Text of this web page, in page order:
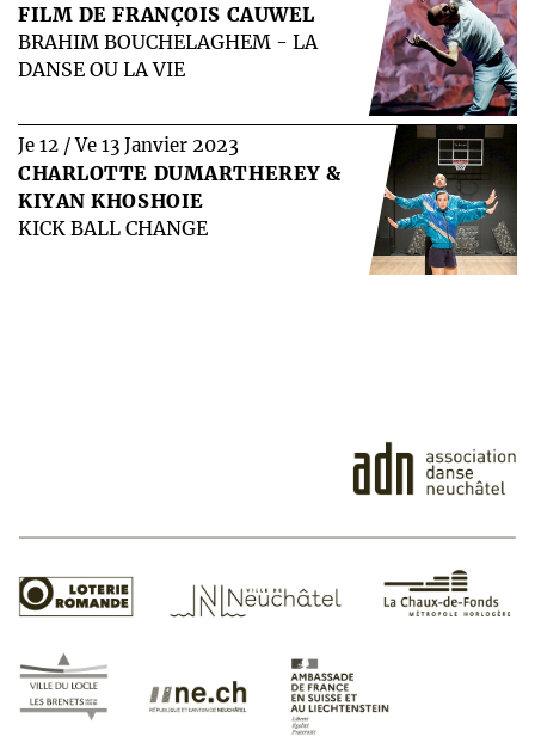
FILM DE FRANÇOIS CAUWEL
BRAHIM BOUCHELAGHEM - LA
DANSE OU LA VIE
Je 12 / Ve 13 Janvier 2023
CHARLOTTE DUMARTHEREY &
KIYAN KHOSHOIE
KICK BALL CHANGE